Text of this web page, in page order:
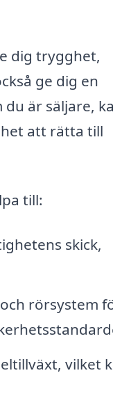
dig trygghet,
ge dig en
är säljare,
att rätta till
till:
skick,
rörsystem
vilket